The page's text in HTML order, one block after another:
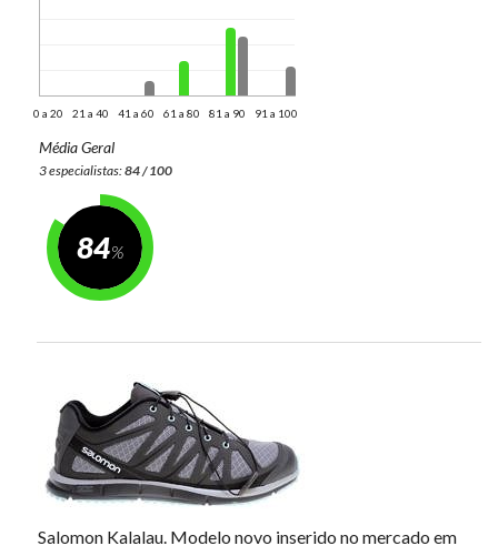
0 a 20 21 a 40 41 a 60 61 a 80 81 a 90 91 a 100
Média Geral
3 especialistas:84 / 100
84
Salomon Kalalau. Modelo novo inserido no mercado em